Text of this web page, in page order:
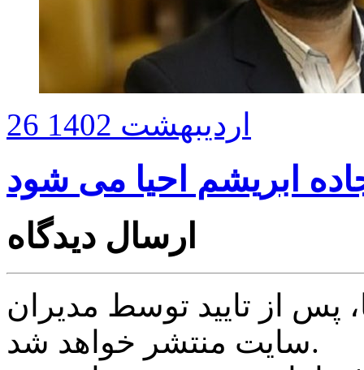
26 اردیبهشت 1402
ابریشم احیا می شود
ارسال دیدگاه
از تایید توسط مدیران
سایت منتشر خواهد شد.